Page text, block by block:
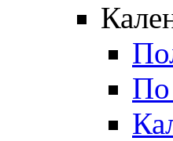
По